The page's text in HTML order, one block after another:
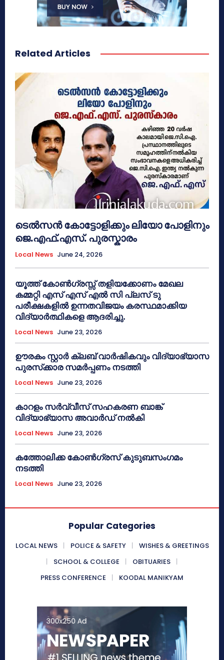
Related Articles
ടെൽസൻ കോട്ടോളിക്കും ലിയോ പോളിനും
ജെ.എഫ്.എസ്. പുരസ്കാരം
Local News June 24, 2026
യൂത്ത് കോൺഗ്രസ്സ് തളിയക്കോണം മേഖല
കമ്മറ്റി എസ് എസ് എൽ സി പ്ലസ് ടു
പരീക്ഷകളിൽ ഉന്നതവിജയം കരസ്ഥമാക്കിയ
വിദ്യാർത്ഥികളെ ആദരിച്ചു.
Local News June 23, 2026
ഊരകം സ്റ്റാർ ക്ലബ് വാർഷികവും വിദ്യാഭ്യാസ
പുരസ്‌ക്കാര സമർപ്പണം നടത്തി
Local News June 23, 2026
കാറളം സർവ്വീസ് സഹകരണ ബാങ്ക്
വിദ്യാഭ്യാസ അവാർഡ് നൽകി
Local News June 23, 2026
കത്തോലിക്ക കോൺഗ്രസ് കുടുബസംഗമം
നടത്തി
Local News June 23, 2026
Popular Categories
LOCAL NEWS POLICE & SAFETY
WISHES & GREETINGS
SCHOOL & COLLEGE
OBITUARIES
PRESS CONFERENCE
KOODAL MANIKYAM